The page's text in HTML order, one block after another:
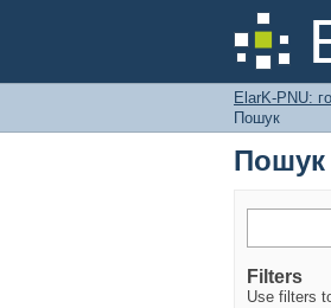
Пошук
ElarK-PNU:
Пошук
Пошук
Filters
Use filters